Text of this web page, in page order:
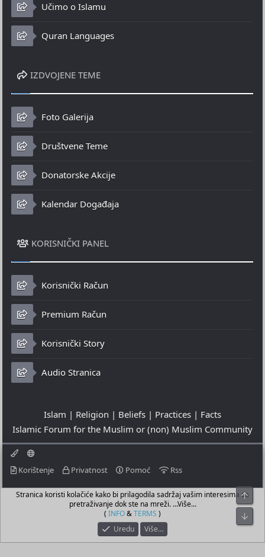
Učimo o Islamu
Quran Languages
IZDVOJENE TEME
Foto Galerija
Društvene Teme
Donatorske Akcije
Kalendar Događaja
KORISNIČKI PANEL
Korisnički Račun
Premium Račun
Korisnički Story
Audio Stranica
Islam | Religion | Beliefs | Practices | Facts
Islamic Forum for the Muslim or (non) Muslim Community
Korištenje Privatnost Pomoć Rss
© 2023 - 09-08-2026
© Islamic Community Platform ®
Stranica koristi kolačiće kako bi prilagodila sadržaj vašim interesima za
pretraživanje dok ste na mreži. ...Više...
( INFO&TERMS )
Uredu
Više…
Top